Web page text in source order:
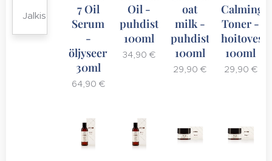
Jalkis
7 Oil
Serum
-
öljyseerumi
30ml
64,90 €
Oil -
puhdistusöljy
100ml
34,90 €
oat
milk -
puhdistusemulsio
100ml
29,90 €
Calming
Toner -
hoitovesi
100ml
29,90 €